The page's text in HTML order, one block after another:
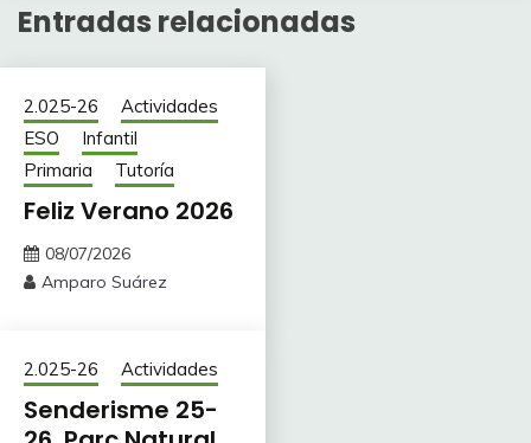
Entradas relacionadas
2.025-26
Actividades
ESO
Infantil
Primaria
Tutoría
Feliz Verano 2026
08/07/2026
Amparo Suárez
2.025-26 Actividades
Senderisme 25-